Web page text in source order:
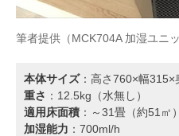
筆者提供（MCK704A 加湿ユニッ
本体サイズ：高さ760×幅315×
重さ ：12.5kg（水無し）
適用床面積 ：～31畳（約51㎡）
加湿能力 ：700ml/h